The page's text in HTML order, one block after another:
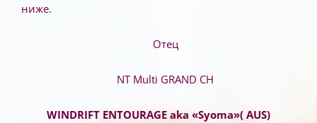
ниже.
Отец
NT Multi GRAND CH
WINDRIFT ENTOURAGE aka «Syoma»( AUS)